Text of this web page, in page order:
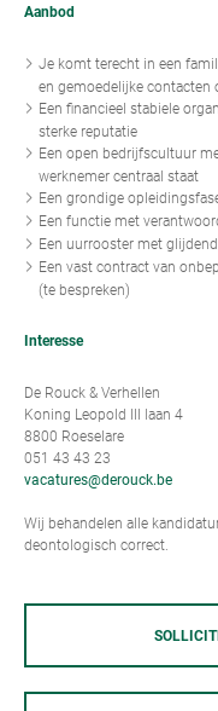
Aanbod
Je komt terecht in een
en gemoedelijke contacten
Een financieel stabiele
sterke reputatie
Een open bedrijfscultuur
werknemer centraal staat
Een grondige
Een functie met
Een uurrooster met
Een vast contract van
(te bespreken)
Interesse
De Rouck & Verhellen
Koning Leopold III laan 4
8800 Roeselare
051 43 43 23
vacatures@derouck.be
Wij behandelen alle
deontologisch correct.